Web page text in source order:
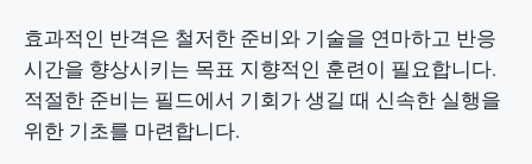
효과적인 반격은 철저한 준비와 기술을 연마하고 반응
시간을 향상시키는 목표 지향적인 훈련이 필요합니다.
적절한 준비는 필드에서 기회가 생길 때 신속한 실행을
위한 기초를 마련합니다.